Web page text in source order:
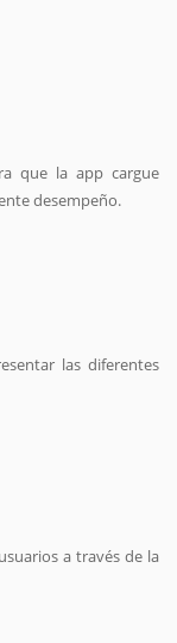
que la app cargue
desempeño.
las diferentes
a través de la